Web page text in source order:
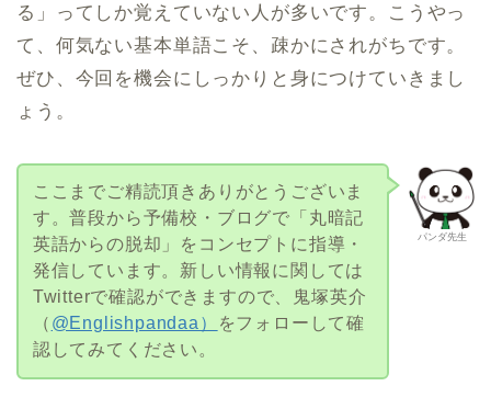
る」ってしか覚えていない人が多いです。こうやっ
て、何気ない基本単語こそ、疎かにされがちです。
ぜひ、今回を機会にしっかりと身につけていきまし
ょう。
パンダ先生
ここまでご精読頂きありがとうございま
す。普段から予備校・ブログで「丸暗記
英語からの脱却」をコンセプトに指導・
発信しています。新しい情報に関しては
Twitterで確認ができますので、鬼塚英介
（ @Englishpandaa）
をフォローして確
認してみてください。